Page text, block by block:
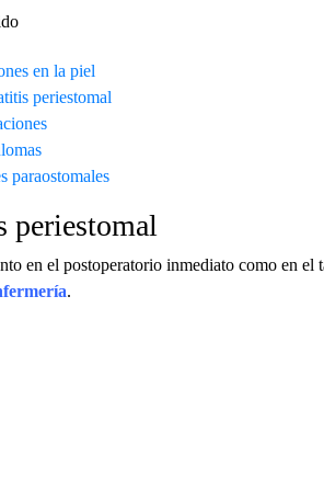
en la piel
periestomal
paraostomales
periestomal
en el postoperatorio inmediato como en
.